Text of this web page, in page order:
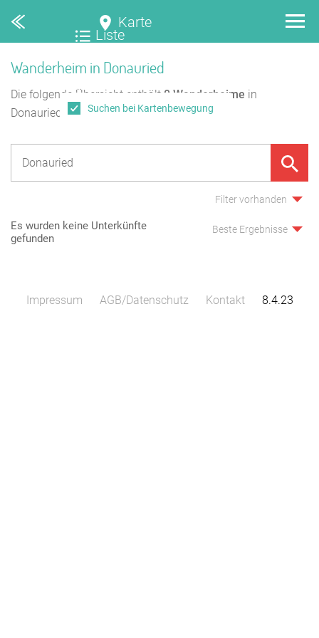
Karte
Liste
Wanderheim in Donauried
Die folgende Übersicht enthält 0 Wanderheime in
Donauried.
Filter vorhanden
Es wurden keine Unterkünfte
gefunden
Beste Ergebnisse
Suchen bei Kartenbewegung
Impressum AGB/Datenschutz Kontakt 8.4.23